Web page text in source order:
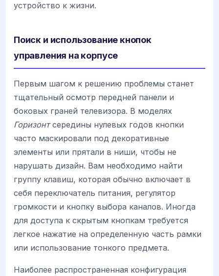
устройство к жизни.
Поиск и использование кнопок
управления на корпусе
Первым шагом к решению проблемы станет
тщательный осмотр передней панели и
боковых граней телевизора. В моделях
Горизонтсередины нулевых годов кнопки
часто маскировали под декоративные
элементы или прятали в ниши, чтобы не
нарушать дизайн. Вам необходимо найти
группу клавиш, которая обычно включает в
себя переключатель питания, регулятор
громкости и кнопку выбора каналов. Иногда
для доступа к скрытым кнопкам требуется
легкое нажатие на определенную часть рамки
или использование тонкого предмета.
Наиболее распространенная конфигурация